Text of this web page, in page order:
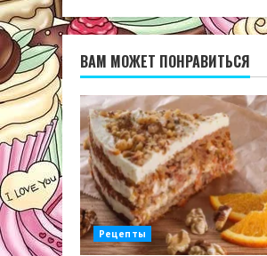
ВАМ МОЖЕТ ПОНРАВИТЬСЯ
Рецепты